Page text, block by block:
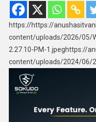
https://https://
content/uploads/2026/05/
2.27.10-PM-1.jpeghttps://
content/uploads/2024/06/